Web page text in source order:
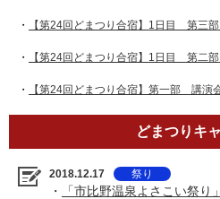
・ 【第24回どまつり合宿】1日目 第三
・ 【第24回どまつり合宿】1日目 第二
・ 【第24回どまつり合宿】第一部 講演
どまつりキ
2018.12.17 祭り
・
「市比野温泉よさこい祭